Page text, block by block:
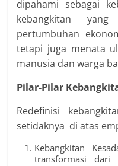
dipahami sebagai
kebangkitan
pertumbuhan
tetapi juga menata
manusia dan warga
Pilar-Pilar
Redefinisi
setidaknya di atas
Kebangkitan
transformasi dari